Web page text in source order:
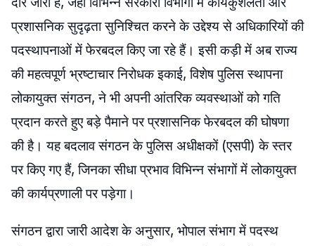
प्रशासनिक सुदृढ़ता सुनिश्चित करने के उद्देश्य से अधिकारियों की
पदस्थापनाओं में फेरबदल किए जा रहे हैं। इसी कड़ी में अब राज्य
की महत्वपूर्ण भ्रष्टाचार निरोधक इकाई, विशेष पुलिस स्थापना
लोकायुक्त संगठन, ने भी अपनी आंतरिक व्यवस्थाओं को गति
प्रदान करते हुए बड़े पैमाने पर प्रशासनिक फेरबदल की घोषणा
की है। यह बदलाव संगठन के पुलिस अधीक्षकों (एसपी) के स्तर
पर किए गए हैं, जिनका सीधा प्रभाव विभिन्न संभागों में लोकायुक्त
की कार्यप्रणाली पर पड़ेगा।
संगठन द्वारा जारी आदेश के अनुसार, भोपाल संभाग में पदस्थ